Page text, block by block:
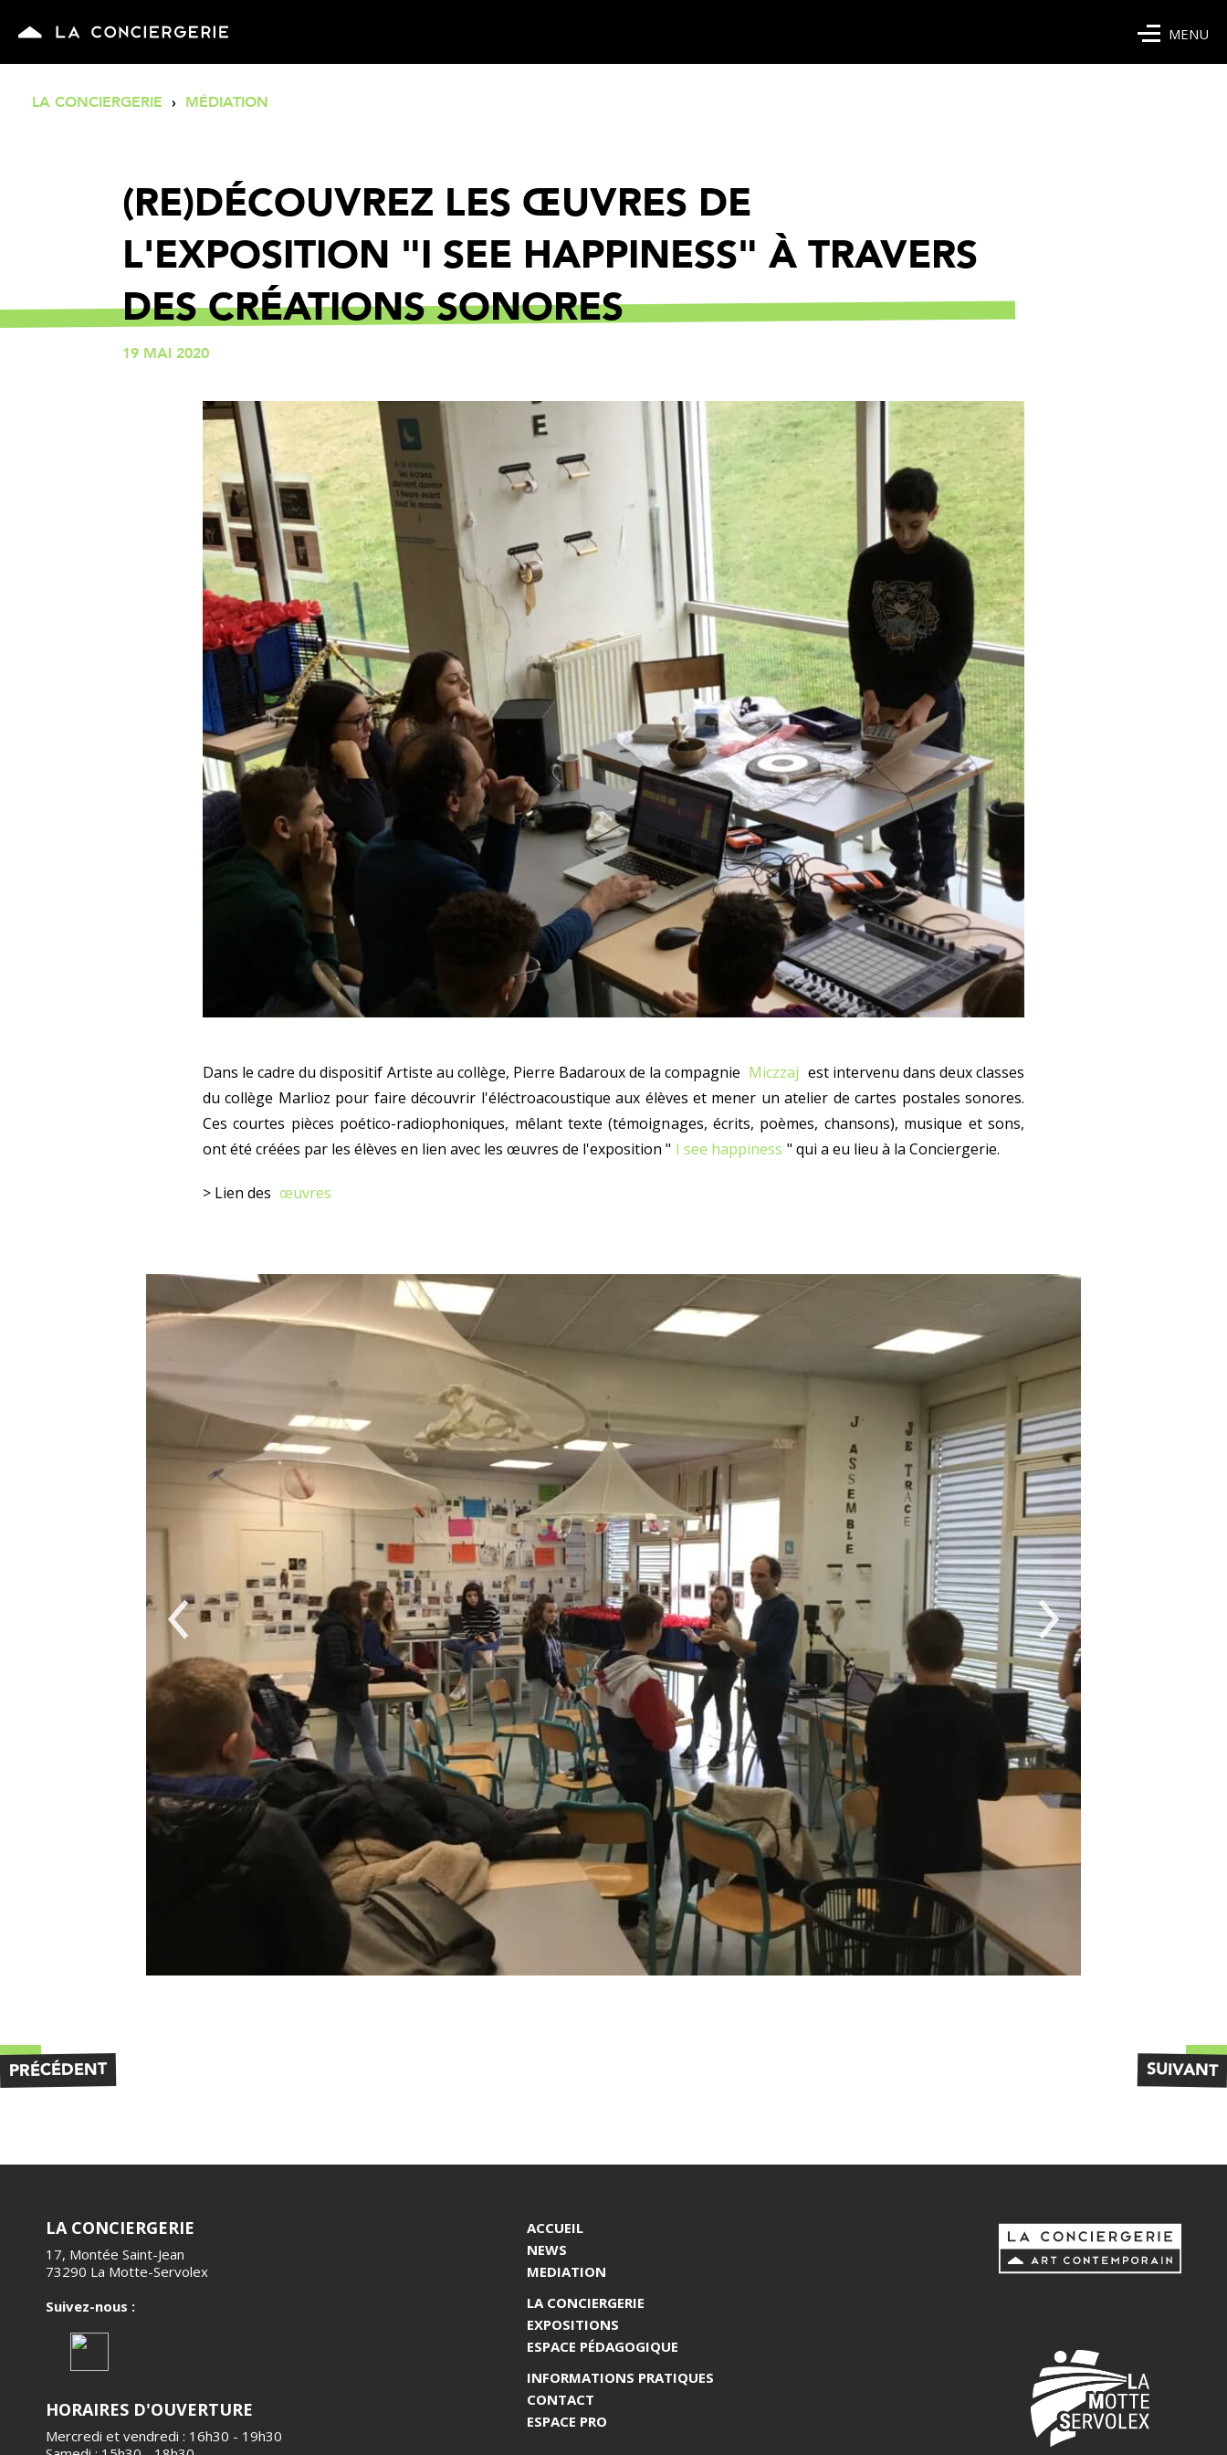
MENU
LA CONCIERGERIE › MÉDIATION
(RE)DÉCOUVREZ LES ŒUVRES DE
L'EXPOSITION "I SEE HAPPINESS" À TRAVERS
DES CRÉATIONS SONORES
19 MAI 2020
Dans le cadre du dispositif Artiste au collège, Pierre Badaroux de la compagnie Miczzaj est intervenu dans deux classes
du collège Marlioz pour faire découvrir l'éléctroacoustique aux élèves et mener un atelier de cartes postales sonores.
Ces courtes pièces poético-radiophoniques, mêlant texte (témoignages, écrits, poèmes, chansons), musique et sons,
ont été créées par les élèves en lien avec les œuvres de l'exposition " I see happiness " qui a eu lieu à la Conciergerie.
> Lien des œuvres
PRÉCÉDENT SUIVANT
LA CONCIERGERIE
17, Montée Saint-Jean
73290 La Motte-Servolex
Suivez-nous :
HORAIRES D'OUVERTURE
Mercredi et vendredi : 16h30 - 19h30
ACCUEIL
NEWS
MEDIATION
LA CONCIERGERIE
EXPOSITIONS
ESPACE PÉDAGOGIQUE
INFORMATIONS PRATIQUES
CONTACT
ESPACE PRO